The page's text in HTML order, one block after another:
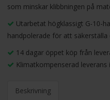
som minskar klibbningen på
Utarbetat högklassigt G-10-
handpolerade för att säkerställa
14 dagar öppet köp från
Klimatkompenserad leverans
Beskrivning